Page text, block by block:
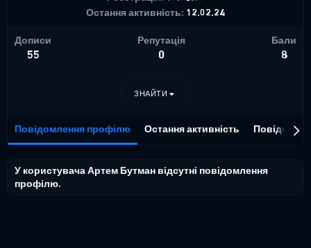
Остання активність 12.02.24
Дописи
55
Репутація
0
Бали
8
ЗНАЙТИ
Повідомлення профілю Остання активність
У користувача Артем Бутман відсутні повідомлення
профілю.